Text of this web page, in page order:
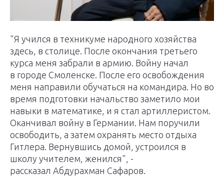
"Я учился в техникуме народного хозяйства
здесь, в столице. После окончания третьего
курса меня забрали в армию. Войну начал
в городе Смоленске. После его освобождения
меня направили обучаться на командира. Но во
время подготовки начальство заметило мои
навыки в математике, и я стал артиллеристом.
Оканчивал войну в Германии. Нам поручили
освободить, а затем охранять место отдыха
Гитлера. Вернувшись домой, устроился в
школу учителем, женился", -
рассказал Абдурахман Сафаров.